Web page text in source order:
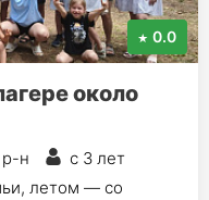
0.0
около
р-н
с 3 лет
летом — со